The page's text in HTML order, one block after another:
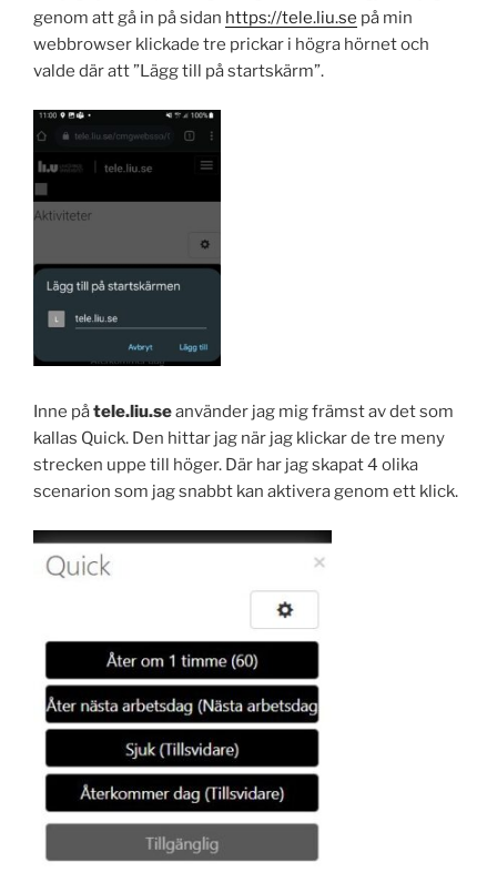
genom att gå in på sidan https://tele.liu.se på min
webbrowser klickade tre prickar i högra hörnet och
valde där att ”Lägg till på startskärm”.
Inne påtele.liu.seanvänder jag mig främst av det som
kallas Quick. Den hittar jag när jag klickar de tre meny
strecken uppe till höger. Där har jag skapat 4 olika
scenarion som jag snabbt kan aktivera genom ett klick.